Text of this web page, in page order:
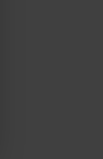
- Lozoyuela-Navas-